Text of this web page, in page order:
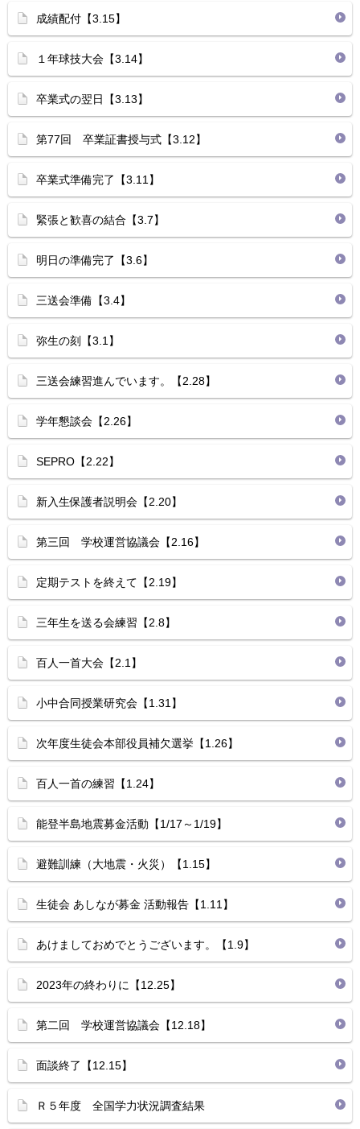
成績配付【3.15】
１年球技大会【3.14】
卒業式の翌日【3.13】
第77回 卒業証書授与式【3.12】
卒業式準備完了【3.11】
緊張と歓喜の結合【3.7】
明日の準備完了【3.6】
三送会準備【3.4】
弥生の刻【3.1】
三送会練習進んでいます。【2.28】
学年懇談会【2.26】
SEPRO【2.22】
新入生保護者説明会【2.20】
第三回 学校運営協議会【2.16】
定期テストを終えて【2.19】
三年生を送る会練習【2.8】
百人一首大会【2.1】
小中合同授業研究会【1.31】
次年度生徒会本部役員補欠選挙【1.26】
百人一首の練習【1.24】
能登半島地震募金活動【1/17～1/19】
避難訓練（大地震・火災）【1.15】
生徒会 あしなが募金 活動報告【1.11】
あけましておめでとうございます。【1.9】
2023年の終わりに【12.25】
第二回 学校運営協議会【12.18】
面談終了【12.15】
Ｒ５年度 全国学力状況調査結果